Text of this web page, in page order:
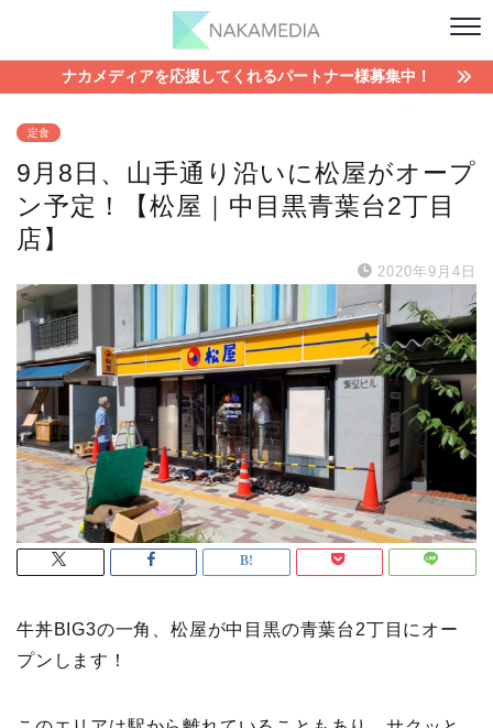
ナカメディアを応援してくれるパートナー様募集中！
定食
9月8日、山手通り沿いに松屋がオープ
ン予定！【松屋｜中目黒青葉台2丁目
店】
2020年9月4日
牛丼BIG3の一角、松屋が中目黒の青葉台2丁目にオー
プンします！